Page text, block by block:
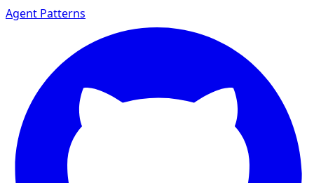
Agent Patterns